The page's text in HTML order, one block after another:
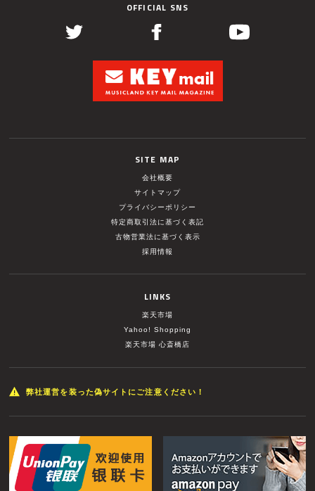
OFFICIAL SNS
SITE MAP
会社概要
サイトマップ
プライバシーポリシー
特定商取引法に基づく表記
古物営業法に基づく表示
採用情報
LINKS
楽天市場
Yahoo! Shopping
楽天市場 心斎橋店
弊社運営を装った偽サイトにご注意ください！